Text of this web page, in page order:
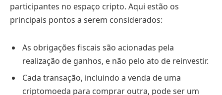
participantes no espaço cripto. Aqui estão os
principais pontos a serem considerados:
As obrigações fiscais são acionadas pela
realização de ganhos, e não pelo ato de reinvestir.
Cada transação, incluindo a venda de uma
criptomoeda para comprar outra, pode ser um